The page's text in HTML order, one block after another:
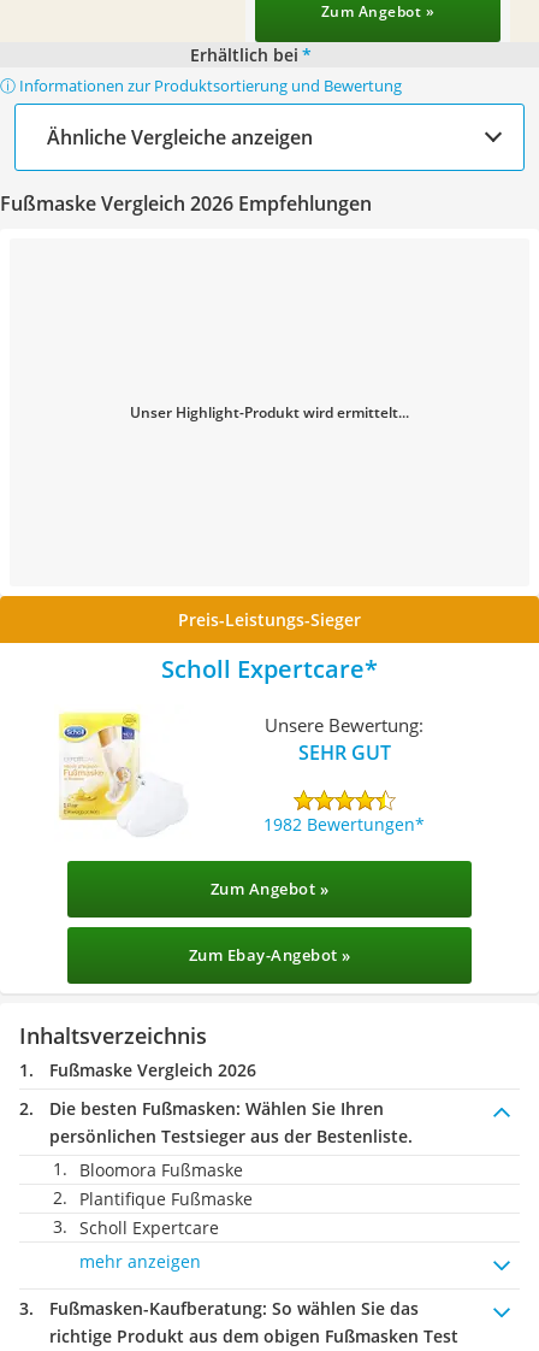
Zum Angebot »
Erhältlich bei *
ⓘ Informationen zur Produktsortierung und Bewertung
Ähnliche Vergleiche anzeigen
Fußmaske Vergleich 2026 Empfehlungen
Unser Highlight-Produkt wird ermittelt...
Preis-Leistungs-Sieger
Scholl Expertcare
Unsere Bewertung:
SEHR GUT
1982 Bewertungen
Zum Angebot »
Zum Ebay-Angebot »
Inhaltsverzeichnis
Fußmaske Vergleich 2026
Die besten Fußmasken: Wählen Sie Ihren
persönlichen Testsieger aus der Bestenliste.
Bloomora Fußmaske
Plantifique Fußmaske
Scholl Expertcare
mehr anzeigen
Fußmasken-Kaufberatung: So wählen Sie das
richtige Produkt aus dem obigen Fußmasken Test